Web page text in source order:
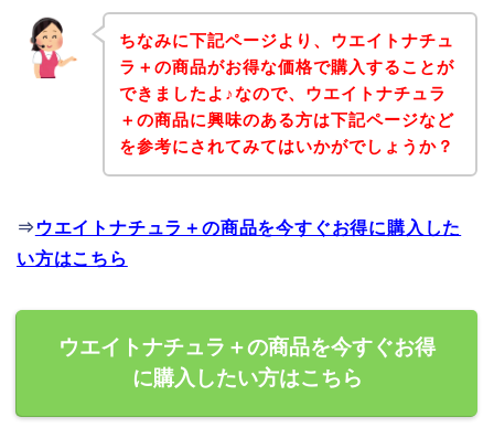
ちなみに下記ページより、ウエイトナチュ
ラ＋の商品がお得な価格で購入することが
できましたよ♪なので、ウエイトナチュラ
＋の商品に興味のある方は下記ページなど
を参考にされてみてはいかがでしょうか？
⇒ ウエイトナチュラ＋の商品を今すぐお得に購入した
い方はこちら
ウエイトナチュラ＋の商品を今すぐお得
に購入したい方はこちら